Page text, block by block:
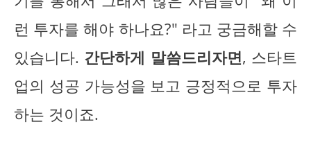
런 투자를 해야 하나요?" 라고 궁금해할 수
있습니다. 간단하게 말씀드리자면, 스타트
업의 성공 가능성을 보고 긍정적으로 투자
하는 것이죠.